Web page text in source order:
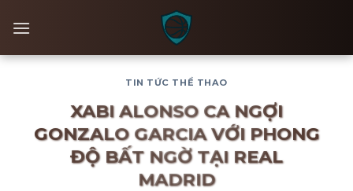
TIN TỨC THỂ THAO
XABI ALONSO CA NGỢI
GONZALO GARCIA VỚI PHONG
ĐỘ BẤT NGỜ TẠI REAL
MADRID